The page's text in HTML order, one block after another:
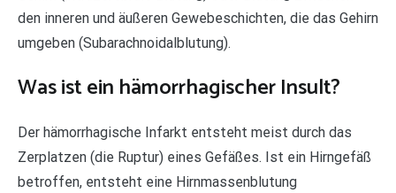
den inneren und äußeren Gewebeschichten, die das Gehirn
umgeben (Subarachnoidalblutung).
Was ist ein hämorrhagischer Insult?
Der hämorrhagische Infarkt entsteht meist durch das
Zerplatzen (die Ruptur) eines Gefäßes. Ist ein Hirngefäß
betroffen, entsteht eine Hirnmassenblutung